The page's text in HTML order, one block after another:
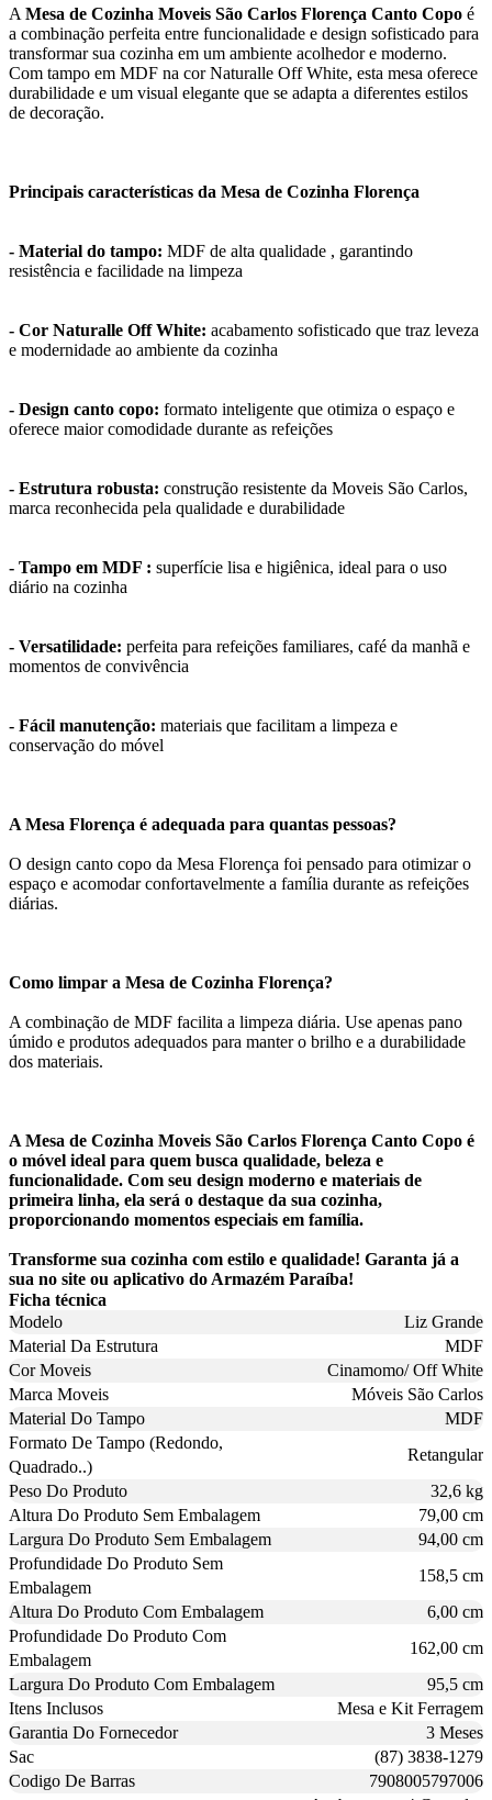
A Mesa de Cozinha Moveis São Carlos Florença Canto Copo é
a combinação perfeita entre funcionalidade e design sofisticado para
transformar sua cozinha em um ambiente acolhedor e moderno.
Com tampo em MDF na cor Naturalle Off White, esta mesa oferece
durabilidade e um visual elegante que se adapta a diferentes estilos
de decoração.
Principais características da Mesa de Cozinha Florença
- Material do tampo: MDF de alta qualidade , garantindo
resistência e facilidade na limpeza
- Cor Naturalle Off White: acabamento sofisticado que traz leveza
e modernidade ao ambiente da cozinha
- Design canto copo: formato inteligente que otimiza o espaço e
oferece maior comodidade durante as refeições
- Estrutura robusta: construção resistente da Moveis São Carlos,
marca reconhecida pela qualidade e durabilidade
- Tampo em MDF : superfície lisa e higiênica, ideal para o uso
diário na cozinha
- Versatilidade: perfeita para refeições familiares, café da manhã e
momentos de convivência
- Fácil manutenção: materiais que facilitam a limpeza e
conservação do móvel
A Mesa Florença é adequada para quantas pessoas?
O design canto copo da Mesa Florença foi pensado para otimizar o
espaço e acomodar confortavelmente a família durante as refeições
diárias.
Como limpar a Mesa de Cozinha Florença?
A combinação de MDF facilita a limpeza diária. Use apenas pano
úmido e produtos adequados para manter o brilho e a durabilidade
dos materiais.
A Mesa de Cozinha Moveis São Carlos Florença Canto Copo é
o móvel ideal para quem busca qualidade, beleza e
funcionalidade. Com seu design moderno e materiais de
primeira linha, ela será o destaque da sua cozinha,
proporcionando momentos especiais em família.
Transforme sua cozinha com estilo e qualidade! Garanta já a
sua no site ou aplicativo do Armazém Paraíba!
Ficha técnica
Modelo
Liz Grande
Material Da Estrutura
MDF
Cor Moveis
Cinamomo/ Off White
Marca Moveis
Móveis São Carlos
Material Do Tampo
MDF
Formato De Tampo (Redondo,
Quadrado..)
Retangular
Peso Do Produto
32,6 kg
Altura Do Produto Sem Embalagem
79,00 cm
Largura Do Produto Sem Embalagem
94,00 cm
Profundidade Do Produto Sem
Embalagem
158,5 cm
Altura Do Produto Com Embalagem
6,00 cm
Profundidade Do Produto Com
Embalagem
162,00 cm
Largura Do Produto Com Embalagem
95,5 cm
Itens Inclusos
Mesa e Kit Ferragem
Garantia Do Fornecedor
3 Meses
Sac
(87) 3838-1279
Codigo De Barras
7908005797006